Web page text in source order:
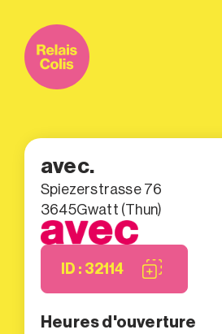
avec.
Spiezerstrasse 76
3645Gwatt (Thun)
ID : 32114
Heures d'ouverture